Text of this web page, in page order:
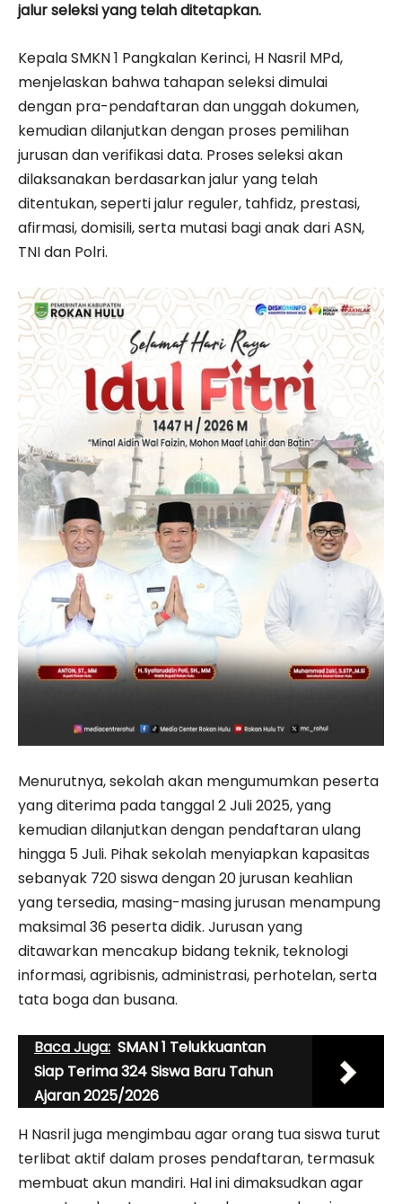
jalur seleksi yang telah ditetapkan.
Kepala SMKN 1 Pangkalan Kerinci, H Nasril MPd,
menjelaskan bahwa tahapan seleksi dimulai
dengan pra-pendaftaran dan unggah dokumen,
kemudian dilanjutkan dengan proses pemilihan
jurusan dan verifikasi data. Proses seleksi akan
dilaksanakan berdasarkan jalur yang telah
ditentukan, seperti jalur reguler, tahfidz, prestasi,
afirmasi, domisili, serta mutasi bagi anak dari ASN,
TNI dan Polri.
Menurutnya, sekolah akan mengumumkan peserta
yang diterima pada tanggal 2 Juli 2025, yang
kemudian dilanjutkan dengan pendaftaran ulang
hingga 5 Juli. Pihak sekolah menyiapkan kapasitas
sebanyak 720 siswa dengan 20 jurusan keahlian
yang tersedia, masing-masing jurusan menampung
maksimal 36 peserta didik. Jurusan yang
ditawarkan mencakup bidang teknik, teknologi
informasi, agribisnis, administrasi, perhotelan, serta
tata boga dan busana.
Baca Juga: SMAN 1 Telukkuantan
Siap Terima 324 Siswa Baru Tahun
Ajaran 2025/2026
H Nasril juga mengimbau agar orang tua siswa turut
terlibat aktif dalam proses pendaftaran, termasuk
membuat akun mandiri. Hal ini dimaksudkan agar